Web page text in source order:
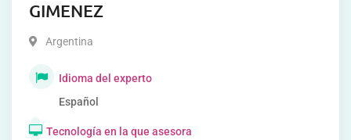
GIMENEZ
Argentina
Idioma del experto
Español
Tecnología en la que asesora